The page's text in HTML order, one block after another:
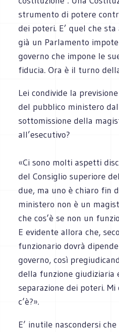
strumento di potere
dei poteri. E’ quel che sta
già un Parlamento
governo che impone le
fiducia. Ora è il turno
Lei condivide la
del pubblico ministero
sottomissione della
all’esecutivo?
«Ci sono molti aspetti
del Consiglio superiore
due, ma uno è chiaro fin
ministero non è un
che cos’è se non un
E evidente allora che,
funzionario dovrà
governo, così
della funzione giudiziaria
separazione dei poteri. Mi
c’è?».
E’ inutile nascondersi